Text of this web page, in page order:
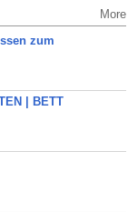
More
zum
| BETT